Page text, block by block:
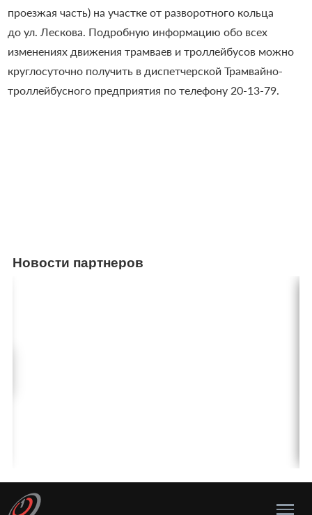
проезжая часть) на участке от разворотного кольца
до ул. Лескова. Подробную информацию обо всех
изменениях движения трамваев и троллейбусов можно
круглосуточно получить в диспетчерской Трамвайно-
троллейбусного предприятия по телефону 20-13-79.
Новости партнеров